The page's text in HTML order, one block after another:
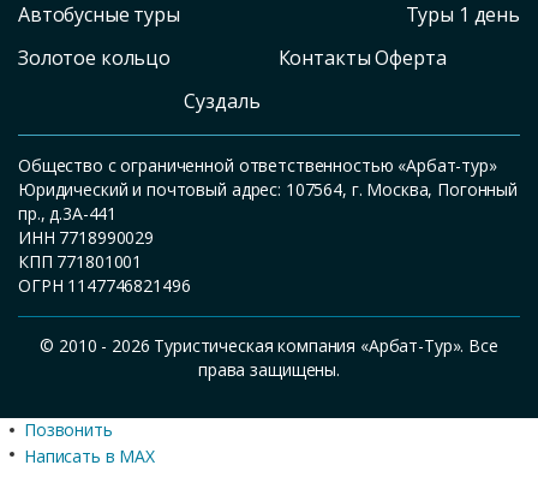
Автобусные туры
Золотое кольцо
Суздаль
Туры 1 день
Контакты Оферта
Общество с ограниченной ответственностью «Арбат-тур»
Юридический и почтовый адрес: 107564, г. Москва, Погонный
пр., д.3А-441
ИНН 7718990029
КПП 771801001
ОГРН 1147746821496
© 2010 - 2026 Туристическая компания «Арбат-Тур». Все
права защищены.
Позвонить
Написать в MAX